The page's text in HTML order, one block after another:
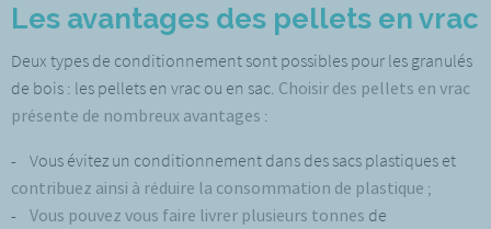
Les avantages des pellets en vrac
Deux types de conditionnement sont possibles pour les granulés
de bois : les pellets en vrac ou en sac. Choisir des pellets en vrac
présente de nombreux avantages :
- Vous évitez un conditionnement dans des sacs plastiques et
contribuez ainsi à réduire la consommation de plastique ;
- Vous pouvez vous faire livrer plusieurs tonnes de